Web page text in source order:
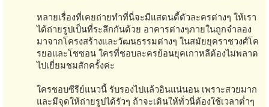
หลายเรื่องที่เคยถ่ายทำที่นี่จะมีแสตนดี้ตัวละครต่างๆ ให้เรา
ได้ถ่ายรูปเป็นที่ระลึกกันด้วย อาคารต่างๆภายในถูกจำลอง
มาจากโครงสร้างและวัฒนธรรมต่างๆ ในสมัยยุคราชวงศ์โค
รยอและโชซอน ใครที่ชอบละครย้อนยุคเกาหลีต้องไม่พลาด
ไปเยี่ยมชมสักครั้งค่ะ
ใครชอบซีรีย์แนวนี้ รับรองไปแล้วอินแน่นอน เพราะสวยมาก
และมีจุดให้ถ่ายรูปได้รัวๆ ถ้าจะเดินให้ทั่วนี่ต้องใช้เวลาต่ำๆ